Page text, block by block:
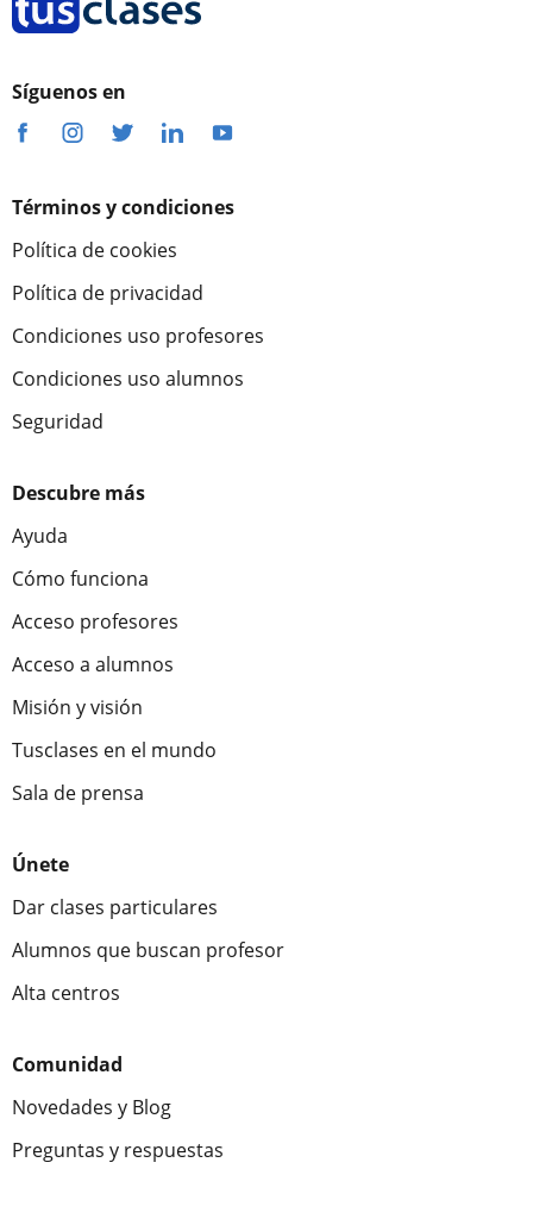
Síguenos en
Términos y condiciones
Política de cookies
Política de privacidad
Condiciones uso profesores
Condiciones uso alumnos
Seguridad
Descubre más
Ayuda
Cómo funciona
Acceso profesores
Acceso a alumnos
Misión y visión
Tusclases en el mundo
Sala de prensa
Únete
Dar clases particulares
Alumnos que buscan profesor
Alta centros
Comunidad
Novedades y Blog
Preguntas y respuestas